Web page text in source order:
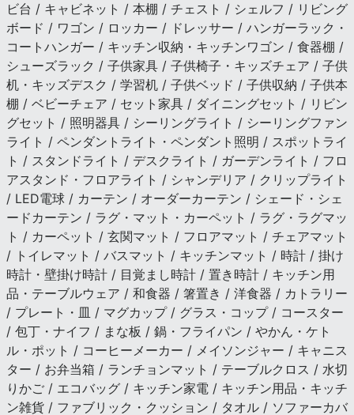
ビ台 / キャビネット / 本棚 / チェスト / シェルフ / リビング
ボード / ワゴン / ロッカー / ドレッサー / ハンガーラック・
コートハンガー / キッチン収納・キッチンワゴン / 食器棚 /
シューズラック / 子供家具 / 子供椅子・キッズチェア / 子供
机・キッズデスク / 学習机 / 子供ベッド / 子供収納 / 子供本
棚 / ベビーチェア / セット家具 / ダイニングセット / リビン
グセット / 照明器具 / シーリングライト / シーリングファン
ライト / ペンダントライト・ペンダント照明 / スポットライ
ト / スタンドライト / デスクライト / ガーデンライト / フロ
アスタンド・フロアライト / シャンデリア / クリップライト
/ LED電球 / カーテン / オーダーカーテン / シェード・シェ
ードカーテン / ラグ・マット・カーペット / ラグ・ラグマッ
ト / カーペット / 玄関マット / フロアマット / チェアマット
/ トイレマット / バスマット / キッチンマット / 時計 / 掛け
時計・壁掛け時計 / 目覚まし時計 / 置き時計 / キッチン用
品・テーブルウェア / 和食器 / 箸置き / 洋食器 / カトラリー
/ プレート・皿 / マグカップ / グラス・コップ / コースター
/ 包丁・ナイフ / まな板 / 鍋・フライパン / やかん・ケト
ル・ポット / コーヒーメーカー / メイソンジャー / キャニス
ター / お弁当箱 / ランチョンマット / テーブルクロス / 水切
りかご / エコバッグ / キッチン家電 / キッチン用品・キッチ
ン雑貨 / ファブリック・クッション / タオル / ソファーカバ